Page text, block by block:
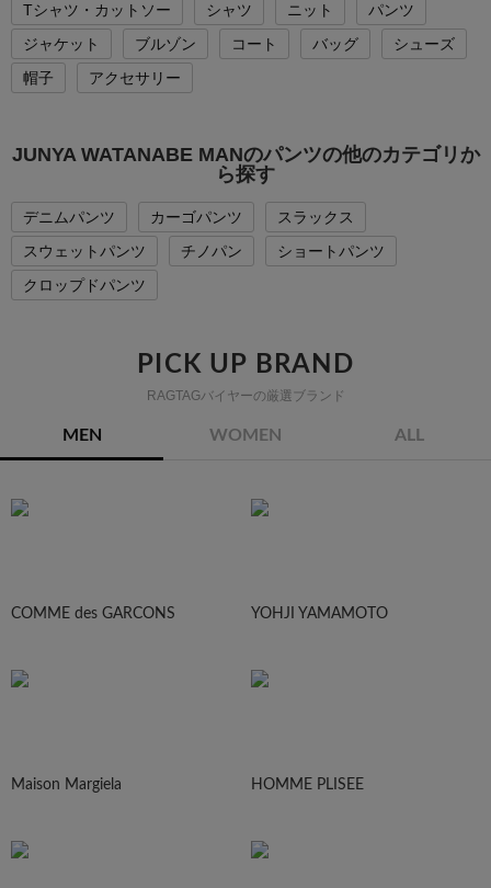
Tシャツ・カットソー シャツ ニット
パンツ
ジャケット
ブルゾン コート バッグ
シューズ
帽子
アクセサリー
JUNYA WATANABE MANのパンツの他のカテゴリか
ら探す
デニムパンツ カーゴパンツ
スラックス
スウェットパンツ
チノパン
ショートパンツ
クロップドパンツ
PICK UP BRAND
RAGTAGバイヤーの厳選ブランド
MEN WOMEN ALL
COMME des GARCONS YOHJI YAMAMOTO
Maison Margiela HOMME PLISEE